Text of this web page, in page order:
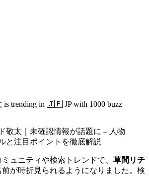
trending in 🇯🇵 JP with 1000 buzz
敬太｜未確認情報が話題に – 人物
と注目ポイントを徹底解説
ュニティや検索トレンドで、 草間リチ
前が時折見られるようになりました。検